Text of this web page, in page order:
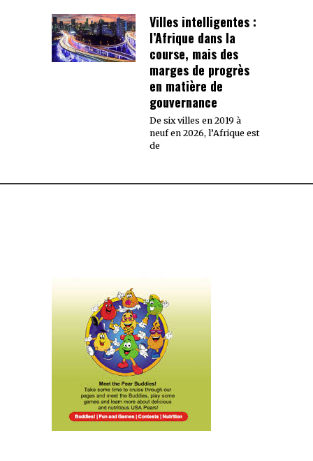
Villes intelligentes :
l’Afrique dans la
course, mais des
marges de progrès
en matière de
gouvernance
De six villes en 2019 à
neuf en 2026, l’Afrique est
de